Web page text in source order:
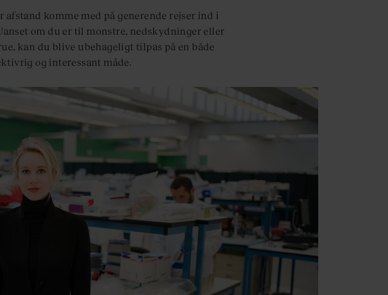
afstand komme med på generende rejser ind i
om du er til monstre, nedskydninger eller
kan du blive ubehageligt tilpas på en både
og interessant måde.